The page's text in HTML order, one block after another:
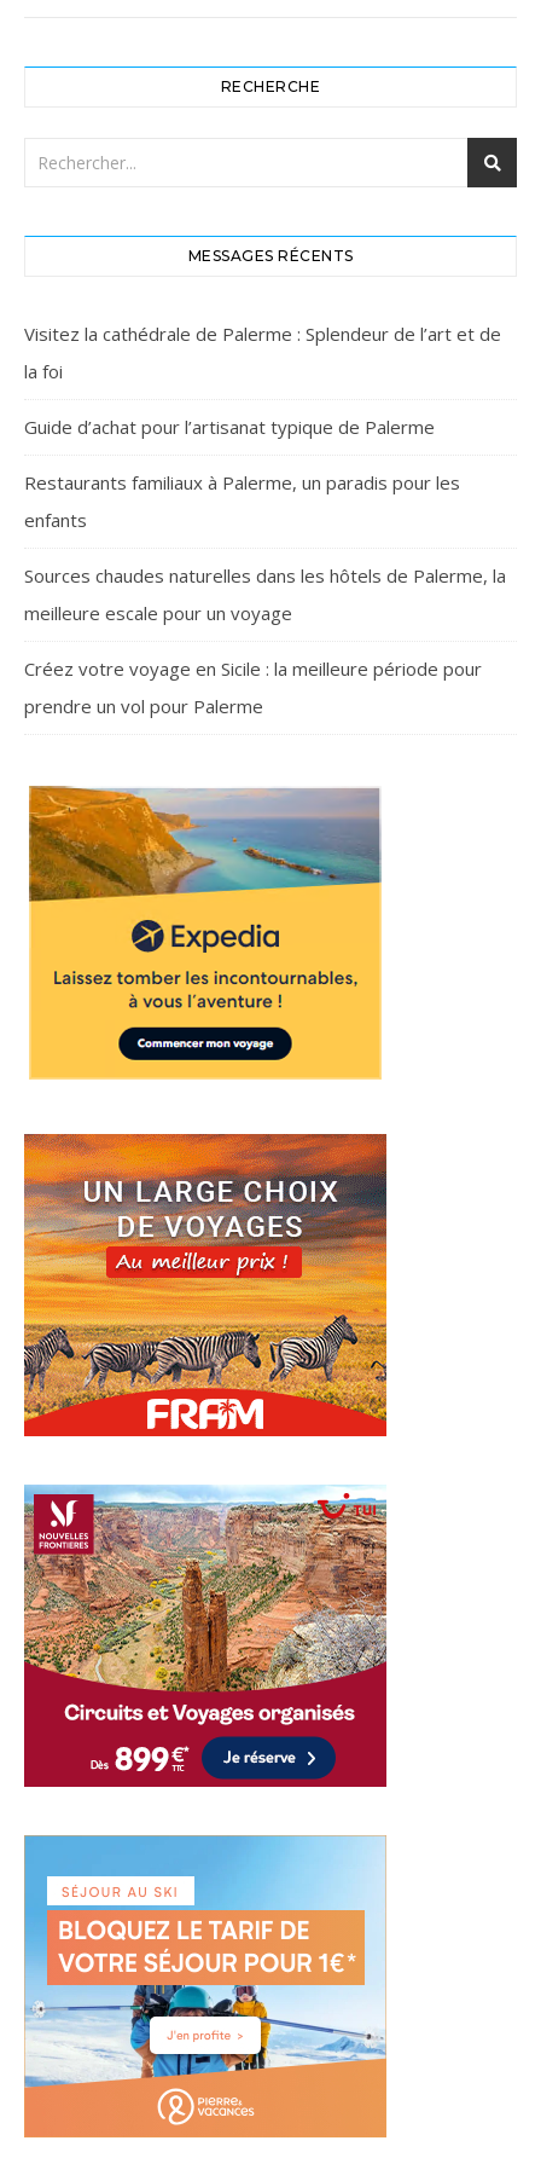
RECHERCHE
MESSAGES RÉCENTS
Visitez la cathédrale de Palerme : Splendeur de l’art et de
la foi
Guide d’achat pour l’artisanat typique de Palerme
Restaurants familiaux à Palerme, un paradis pour les
enfants
Sources chaudes naturelles dans les hôtels de Palerme, la
meilleure escale pour un voyage
Créez votre voyage en Sicile : la meilleure période pour
prendre un vol pour Palerme